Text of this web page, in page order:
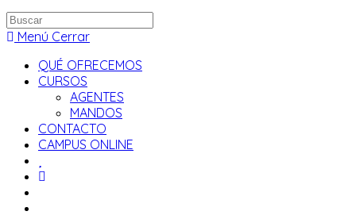
Buscar
en
web
Menú Cerrar
QUÉ OFRECEMOS
CURSOS
AGENTES
MANDOS
CONTACTO
CAMPUS ONLINE